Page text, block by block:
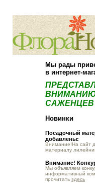
Мы рады
в интернет-
САЖЕНЦЕВ
Новинки
Посадочный
добавлены:
Внимание!На сайт
материалу
Внимание!
Мы объявляем
информативный
прочитать здесь